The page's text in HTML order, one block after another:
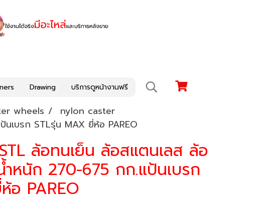
Drawing บริการดูหน้างานฟรี
wheels
nylon caster
เบรก STLรุ่น MAX ยี่ห้อ PAREO
ล้อทนเย็น ล้อสแตนเลส ล้อ
หนัก 270-675 กก.แป้นเบรก
อ PAREO